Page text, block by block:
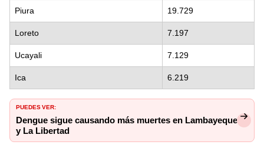
Piura 19.729
Loreto 7.197
Ucayali 7.129
Ica 6.219
PUEDES VER:
Dengue sigue causando más muertes en Lambayeque
y La Libertad